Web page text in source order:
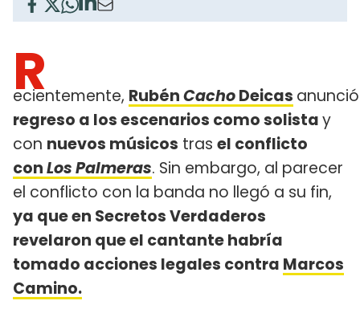
R
ecientemente, RubénCachoDeicas
regreso a los escenarios como solistay
con nuevos músicos tras el conflicto
conLos Palmeras. Sin embargo, al parecer
el conflicto con la banda no llegó a su fin,
ya que en Secretos Verdaderos
revelaron que el cantante habría
tomado acciones legales contra Marcos
Camino.